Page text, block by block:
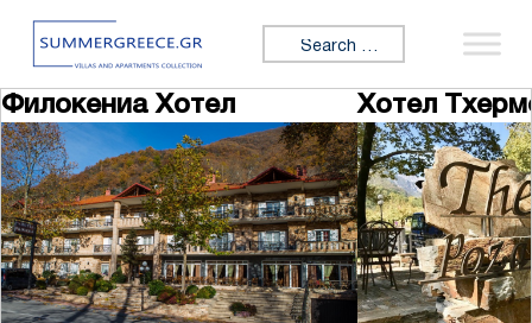
Search for:
Филокениа Хотел Хотел